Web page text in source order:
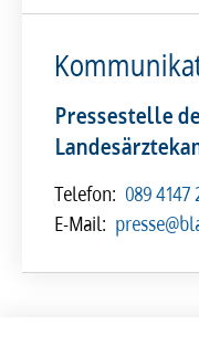
Pressestelle
Telefon: 089 4147
E-Mail: